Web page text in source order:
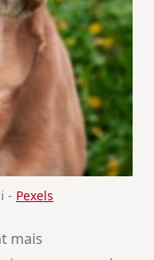
- Pexels
mais